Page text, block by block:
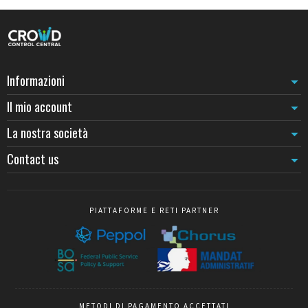
sistemi di segnalazione ESD
componenti elettronici delimitando al contempo le zone ad
indispensabili nelle camere bianche, officine di assemblaggio e
zone di stoccaggio di materiale sensibile.
Mettere in sicurezza gli spazi commerciali e pubblici
Nei negozi, supermercati e centri commerciali, la messa in sicurezza
di una zona combina protezione ed estetica. Le
segnalazione per negozio
nell'ambiente commerciale assicurando al contempo una funzione
di sicurezza chiara.
I musei, gallerie e spazi culturali necessitano di dispositivi discreti
ma efficaci. I sistemi di segnalazione per museoproteggono le
opere e installazioni preservando al contempo l'esperienza del
Informazioni
Il mio account
La nostra società
Contact us
PIATTAFORME E RETI PARTNER
METODI DI PAGAMENTO ACCETTATI